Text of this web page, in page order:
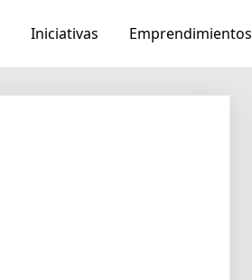
Iniciativas Emprendimientos